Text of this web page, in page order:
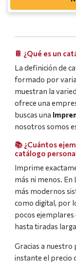
📔 ¿Qué es un
La definición de
formado por
muestran la
ofrece una
buscas una
nosotros somos
📚 ¿Cuántos
catálogo
Imprime
más ni menos.
más modernos
como digital, por
pocos
hasta tiradas
Gracias a
instante el precio